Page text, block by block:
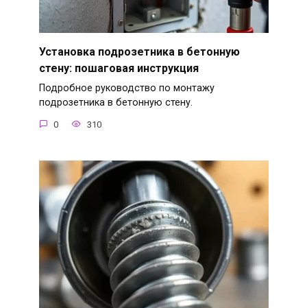
Установка подрозетника в бетонную
стену: пошаговая инструкция
Подробное руководство по монтажу
подрозетника в бетонную стену.
0 310